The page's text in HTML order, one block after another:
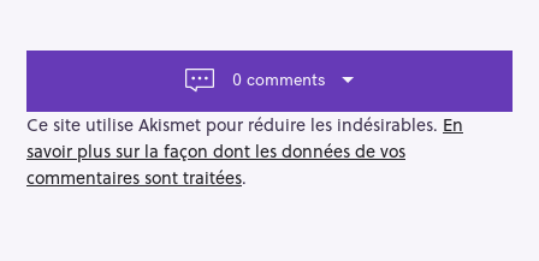
g
i
o
n
0 comments
Ce site utilise Akismet pour réduire les indésirables. En
savoir plus sur la façon dont les données de vos
commentaires sont traitées.